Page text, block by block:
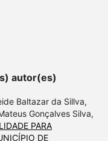
the cited claim, and
indicating in which
the citation was
autor(es)
Baltazar da Sillva,
Gonçalves Silva,
PARA
DE